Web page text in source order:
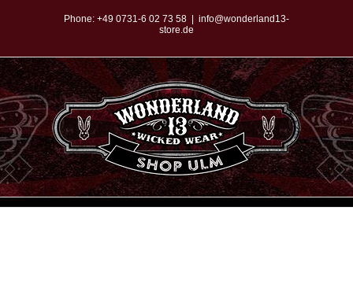
springen
Phone: +49 0731-6 02 73 58
info@wonderland13-
store.de